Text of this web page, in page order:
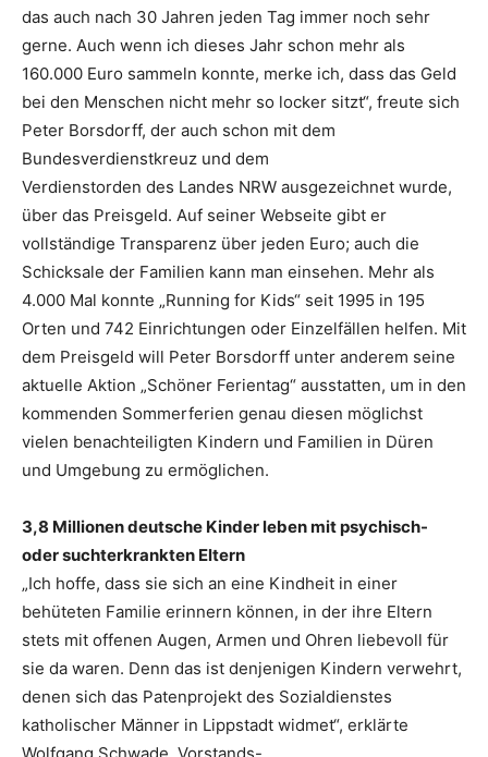
das auch nach 30 Jahren jeden Tag immer noch sehr
gerne. Auch wenn ich dieses Jahr schon mehr als
160.000 Euro sammeln konnte, merke ich, dass das Geld
bei den Menschen nicht mehr so locker sitzt“, freute sich
Peter Borsdorff, der auch schon mit dem
Bundesverdienstkreuz und dem
Verdienstorden des Landes NRW ausgezeichnet wurde,
über das Preisgeld. Auf seiner Webseite gibt er
vollständige Transparenz über jeden Euro; auch die
Schicksale der Familien kann man einsehen. Mehr als
4.000 Mal konnte „Running for Kids“ seit 1995 in 195
Orten und 742 Einrichtungen oder Einzelfällen helfen. Mit
dem Preisgeld will Peter Borsdorff unter anderem seine
aktuelle Aktion „Schöner Ferientag“ ausstatten, um in den
kommenden Sommerferien genau diesen möglichst
vielen benachteiligten Kindern und Familien in Düren
und Umgebung zu ermöglichen.
3,8 Millionen deutsche Kinder leben mit psychisch-
oder suchterkrankten Eltern
„Ich hoffe, dass sie sich an eine Kindheit in einer
behüteten Familie erinnern können, in der ihre Eltern
stets mit offenen Augen, Armen und Ohren liebevoll für
sie da waren. Denn das ist denjenigen Kindern verwehrt,
denen sich das Patenprojekt des Sozialdienstes
katholischer Männer in Lippstadt widmet“, erklärte